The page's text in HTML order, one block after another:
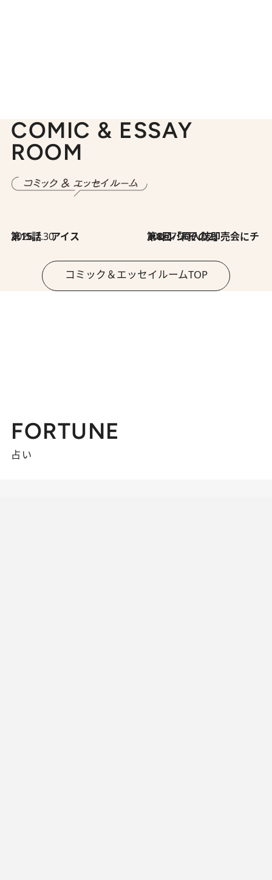
COMIC & ESSAY
ROOM
2026.7.30
第15話 アイス 2026.7.30
第8回「同人誌即売会にチャレンジ その2」
コミック＆エッセイルームTOP
FORTUNE
占い